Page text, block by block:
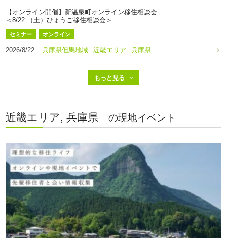
【オンライン開催】新温泉町オンライン移住相談会
＜8/22 （土）ひょうご移住相談会＞
セミナー オンライン
2026/8/22 兵庫県但馬地域 近畿エリア 兵庫県
近畿エリア, 兵庫県 の現地イベント